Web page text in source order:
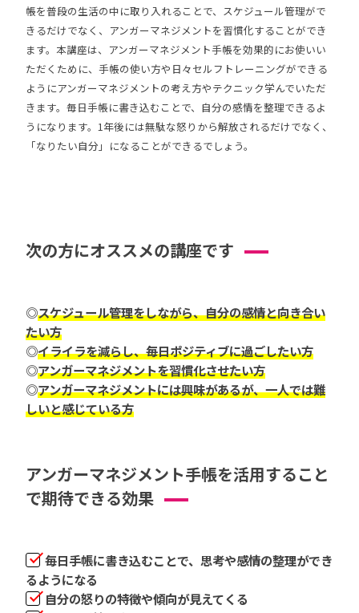
帳を普段の生活の中に取り入れることで、スケジュール管理がで
きるだけでなく、アンガーマネジメントを習慣化することができ
ます。本講座は、アンガーマネジメント手帳を効果的にお使いい
ただくために、手帳の使い方や日々セルフトレーニングができる
ようにアンガーマネジメントの考え方やテクニック学んでいただ
きます。毎日手帳に書き込むことで、自分の感情を整理できるよ
うになります。1年後には無駄な怒りから解放されるだけでなく、
「なりたい自分」になることができるでしょう。
次の方にオススメの講座です
◎スケジュール管理をしながら、自分の感情と向き合い
たい方
◎イライラを減らし、毎日ポジティブに過ごしたい方
◎アンガーマネジメントを習慣化させたい方
◎アンガーマネジメントには興味があるが、一人では難
しいと感じている方
アンガーマネジメント手帳を活用すること
で期待できる効果
毎日手帳に書き込むことで、思考や感情の整理ができ
るようになる
自分の怒りの特徴や傾向が見えてくる